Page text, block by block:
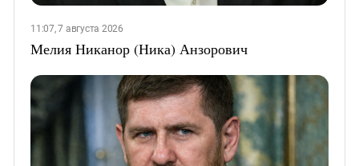
11:07, 7 августа 2026
Мелия Никанор (Ника) Анзорович